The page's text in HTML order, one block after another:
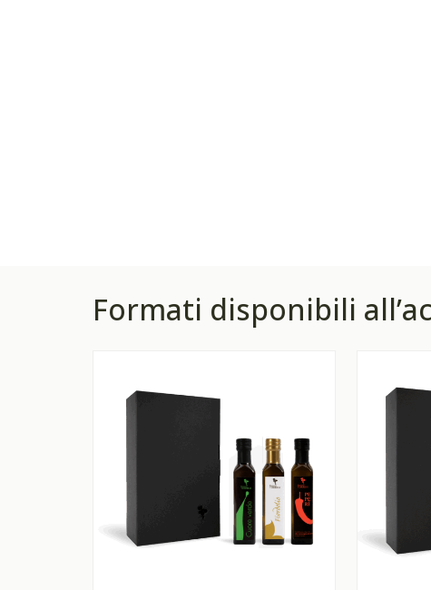
Formati disponibili